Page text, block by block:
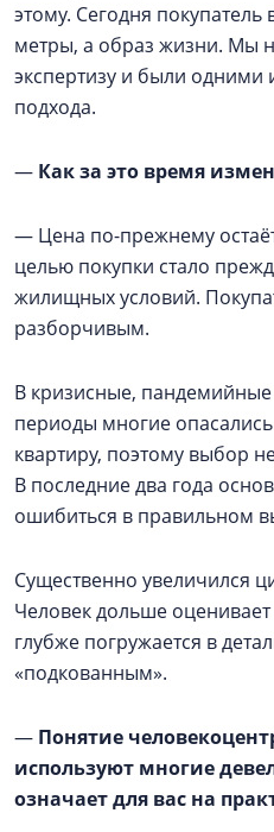
этому. Сегодня
метры, а образ жизни. Мы
экспертизу и были одними
подхода.
— Как за это время
— Цена по-прежнему
целью покупки стало
жилищных условий.
разборчивым.
В кризисные,
периоды многие опасались
квартиру, поэтому выбор
В последние два года
ошибиться в правильном
Существенно увеличился
Человек дольше
глубже погружается в
«подкованным».
— Понятие
используют многие
означает для вас на